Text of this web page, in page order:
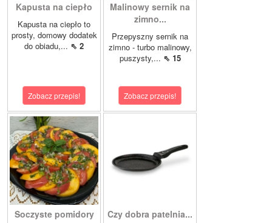
Kapusta na ciepło
Kapusta na ciepło to
prosty, domowy dodatek
do obiadu,... ⇖ 2
Zobacz przepis!
Malinowy sernik na
zimno...
Przepyszny sernik na
zimno - turbo malinowy,
puszysty,... ⇖ 15
Zobacz przepis!
Soczyste pomidory
Czy dobra patelnia...